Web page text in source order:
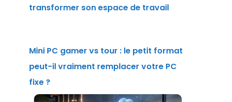
transformer son espace de travail
Mini PC gamer vs tour : le petit format
peut-il vraiment remplacer votre PC
fixe ?